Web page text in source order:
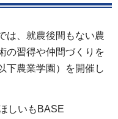
は、就農後間もない農
の習得や仲間づくりを
下農業学園）を開催し
しいもBASE